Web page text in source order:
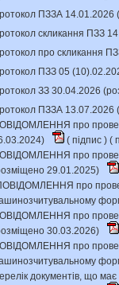
ПЗЗА
скликання ПЗЗ
про скликання
ПЗЗ 05
ЗЗ 30.04.2026
ПЗЗА
про
( підпис ) (
про
29.01.2025)
про
про
30.03.2026)
про
документів, що